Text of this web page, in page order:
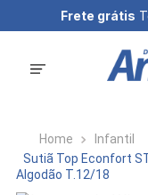
Frete grátis
Infantil
Sutiã Top Econfort
Algodão T.12/18